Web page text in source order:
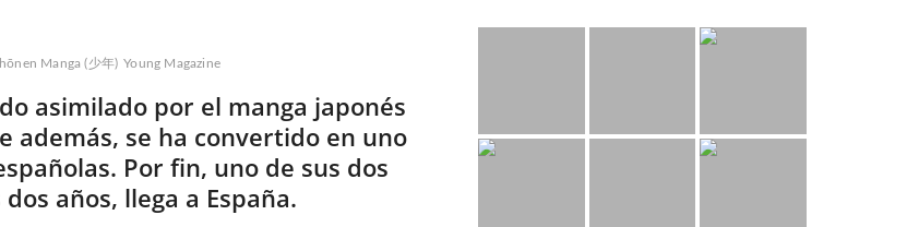
Manga (少年) Young Magazine
asimilado por el manga japonés
se ha convertido en uno
Por fin, uno de sus dos
años, llega a España.